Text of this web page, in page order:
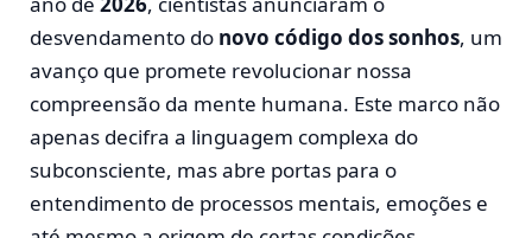
desvendamento do novo código dos sonhos, um
avanço que promete revolucionar nossa
compreensão da mente humana. Este marco não
apenas decifra a linguagem complexa do
subconsciente, mas abre portas para o
entendimento de processos mentais, emoções e